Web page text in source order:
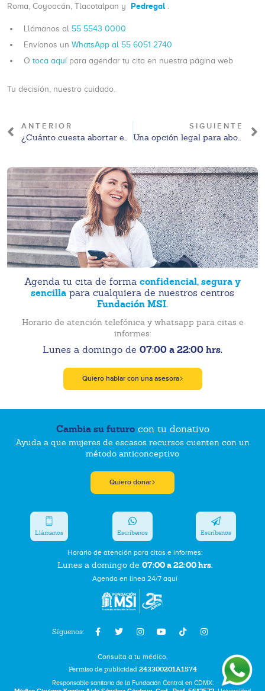
Roma, Coyoacán, Tlacotalpan y
Pedregal .
Llámanos al 55 5543 0000
Envíanos un WhatsApp al 55 6051 2740
O toca aquípara agendar tu cita en nuestra página web
Tu decisión, nuestro cuidado.
ANTERIOR
¿Cuánto cuesta abortar en clínica Pedregal CDMX? Precios aproximados 2026 y factores que influyen
SIGUIENTE
Una opción legal para abortar: clínica Pedregal CDMX en 2026
Agenda tu cita de forma confidencial, segura y
sencilla para cualquiera de nuestros centros
Fundación MSI.
Horario de atención telefónica y whatsapp para citas e
informes:
Lunes a domingo de 07:00 a 22:00 hrs.
Quiero hablar con una asesora
Cambia su futurocon tu donativo
Ayuda a que mujeres de escasos recursos cuenten con un
método anticonceptivo
Quiero donar
Síguenos:
Horario de atención para citas e informes:
Lunes a domingo de 07:00 a 22:00 hrs.
Agenda en línea 24/7 aquí
Llámanos Escríbenos Escríbenos
Consulta a tu médico.
Permiso de publicidad 243300201A1574
Responsable sanitario de la Fundación Central en CDMX: